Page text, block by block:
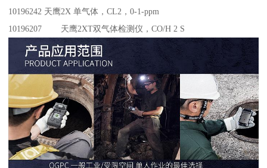
10196242 天鹰2X 单气体，CL2，0-1-ppm
10196207 天鹰2XT双气体检测仪，CO/H 2 S